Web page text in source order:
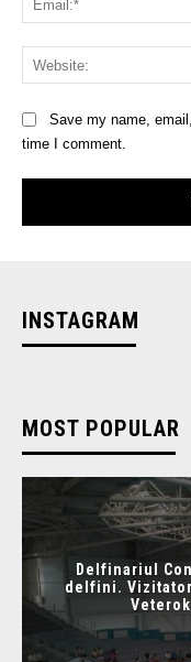
Save my name,
time I comment.
INSTAGRAM
MOST POPULAR
Delfinariul
delfini.